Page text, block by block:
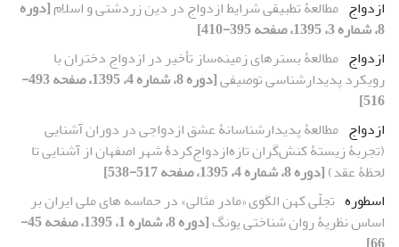
ازدواج مطالعۀ تطبیقی شرایط ازدواج در دین زردشتی و اسلام[دوره
8، شماره 3، 1395، صفحه 395-410]
ازدواج مطالعۀ بسترهای زمینه‌ساز تأخیر در ازدواج دختران با
رویکرد پدیدارشناسی توصیفی
[دوره 8، شماره 4، 1395، صفحه 493-
516]
ازدواج مطالعۀ پدیدارشناسانۀ عشق ازدواجی در دوران آشنایی
(تجربۀ زیستۀ کنش‌گران تازه‌‌ازدواج‌کردۀ شهر اصفهان از آشنایی تا
لحظۀ عقد)[دوره 8، شماره 4، 1395، صفحه 517-538]
اسطوره تجلّی کهن الگوی «مادر مثالی» در حماسه های ملی ایران بر
اساس نظریۀ روان شناختی یونگ
[دوره 8، شماره 1، 1395، صفحه 45-